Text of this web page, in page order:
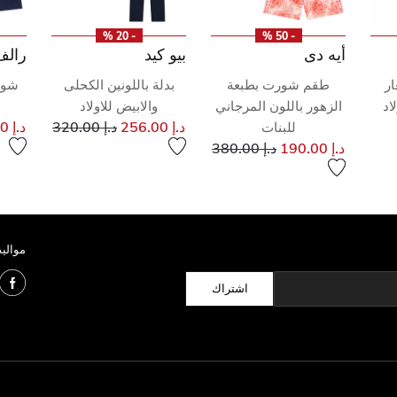
مخفض من
- 50 %
أيه دى
طقم شورت بطبعة
الزهور باللون المرجاني
للبنات
د.إ 190.00 سعر مخفض من
د.إ 380.00 إلى
- 20 %
بيو كيد
بدلة باللونين الكحلى
والابيض للاولاد
د.إ 256.00 سعر مخفض من
د.إ 320.00 إلى د.إ 187.00
اشتراك